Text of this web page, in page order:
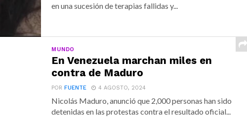
en una sucesión de terapias fallidas y...
MUNDO
En Venezuela marchan miles en
contra de Maduro
PORFUENTE 4 AGOSTO, 2024
Nicolás Maduro, anunció que 2,000 personas han sido
detenidas en las protestas contra el resultado oficial...